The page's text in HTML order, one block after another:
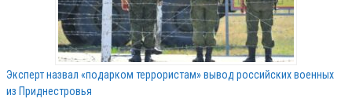
Эксперт назвал «подарком террористам» вывод российских военных
из Приднестровья